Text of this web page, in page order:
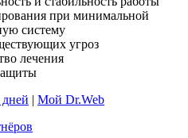
при минимальной
систему
угроз
лечения
| Мой Dr.Web